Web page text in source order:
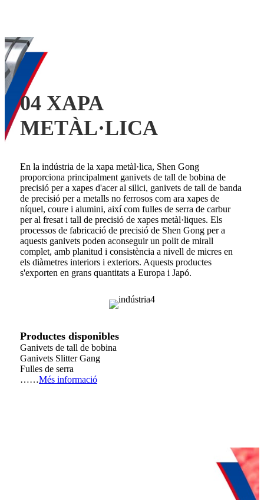
04 XAPA
METÀL·LICA
En la indústria de la xapa metàl·lica, Shen Gong
proporciona principalment ganivets de tall de bobina de
precisió per a xapes d'acer al silici, ganivets de tall de banda
de precisió per a metalls no ferrosos com ara xapes de
níquel, coure i alumini, així com fulles de serra de carbur
per al fresat i tall de precisió de xapes metàl·liques. Els
processos de fabricació de precisió de Shen Gong per a
aquests ganivets poden aconseguir un polit de mirall
complet, amb planitud i consistència a nivell de micres en
els diàmetres interiors i exteriors. Aquests productes
s'exporten en grans quantitats a Europa i Japó.
Productes disponibles
Ganivets de tall de bobina
Ganivets Slitter Gang
Fulles de serra
……Més informació